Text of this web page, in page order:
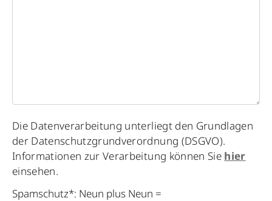
Please
leave
this
field
empty.
Die Datenverarbeitung unterliegt den Grundlagen
der Datenschutzgrundverordnung (DSGVO).
Informationen zur Verarbeitung können Sie hier
einsehen.
Spamschutz*: Neun plus Neun =